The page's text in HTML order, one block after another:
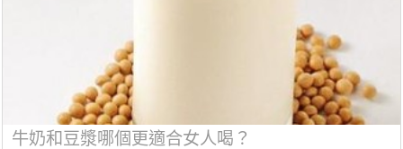
牛奶和豆漿哪個更適合女人喝？